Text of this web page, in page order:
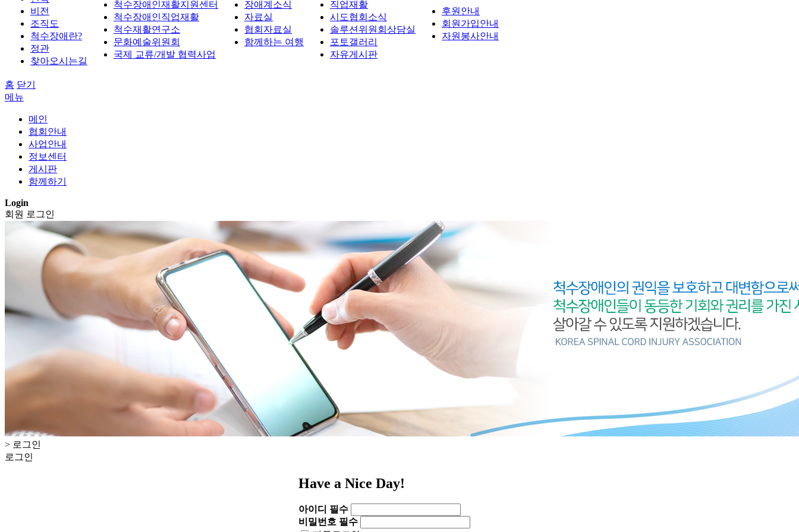
비전
조직도
척수장애란?
정관
찾아오시는길
척수장애인재활지원센터
척수장애인직업재활
척수재활연구소
문화예술위원회
국제 교류/개발 협력사업
장애계소식
자료실
협회자료실
함께하는 여행
직업재활
시도협회소식
솔루션위원회상담실
포토갤러리
자유게시판
후원안내
회원가입안내
자원봉사안내
홈 닫기
메뉴
메인
협회안내
사업안내
정보센터
게시판
함께하기
Login
회원 로그인
> 로그인
로그인
Have a Nice Day!
아이디 필수
비밀번호 필수